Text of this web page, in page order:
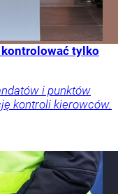
kontrolować tylko
i punktów
kontroli kierowców.